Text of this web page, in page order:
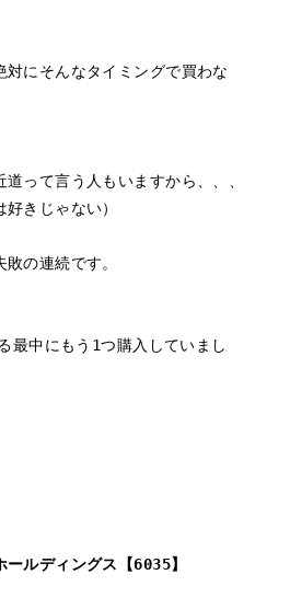
対にそんなタイミングで買わな
って言う人もいますから、、、
好きじゃない）
の連続です。
最中にもう1つ購入していまし